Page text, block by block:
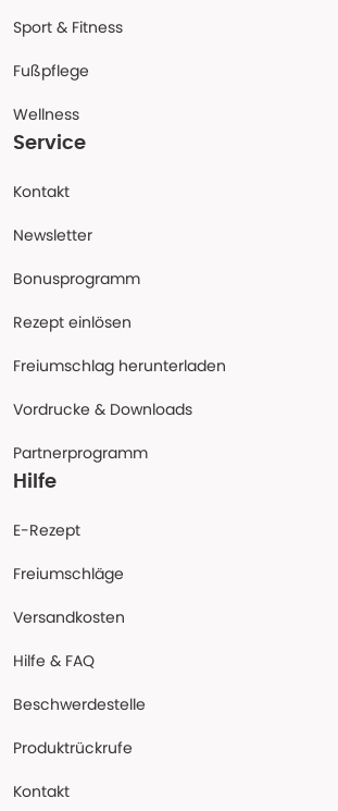
Sport & Fitness
Fußpflege
Wellness
Service
Kontakt
Newsletter
Bonusprogramm
Rezept einlösen
Freiumschlag herunterladen
Vordrucke & Downloads
Partnerprogramm
Hilfe
E-Rezept
Freiumschläge
Versandkosten
Hilfe & FAQ
Beschwerdestelle
Produktrückrufe
Kontakt